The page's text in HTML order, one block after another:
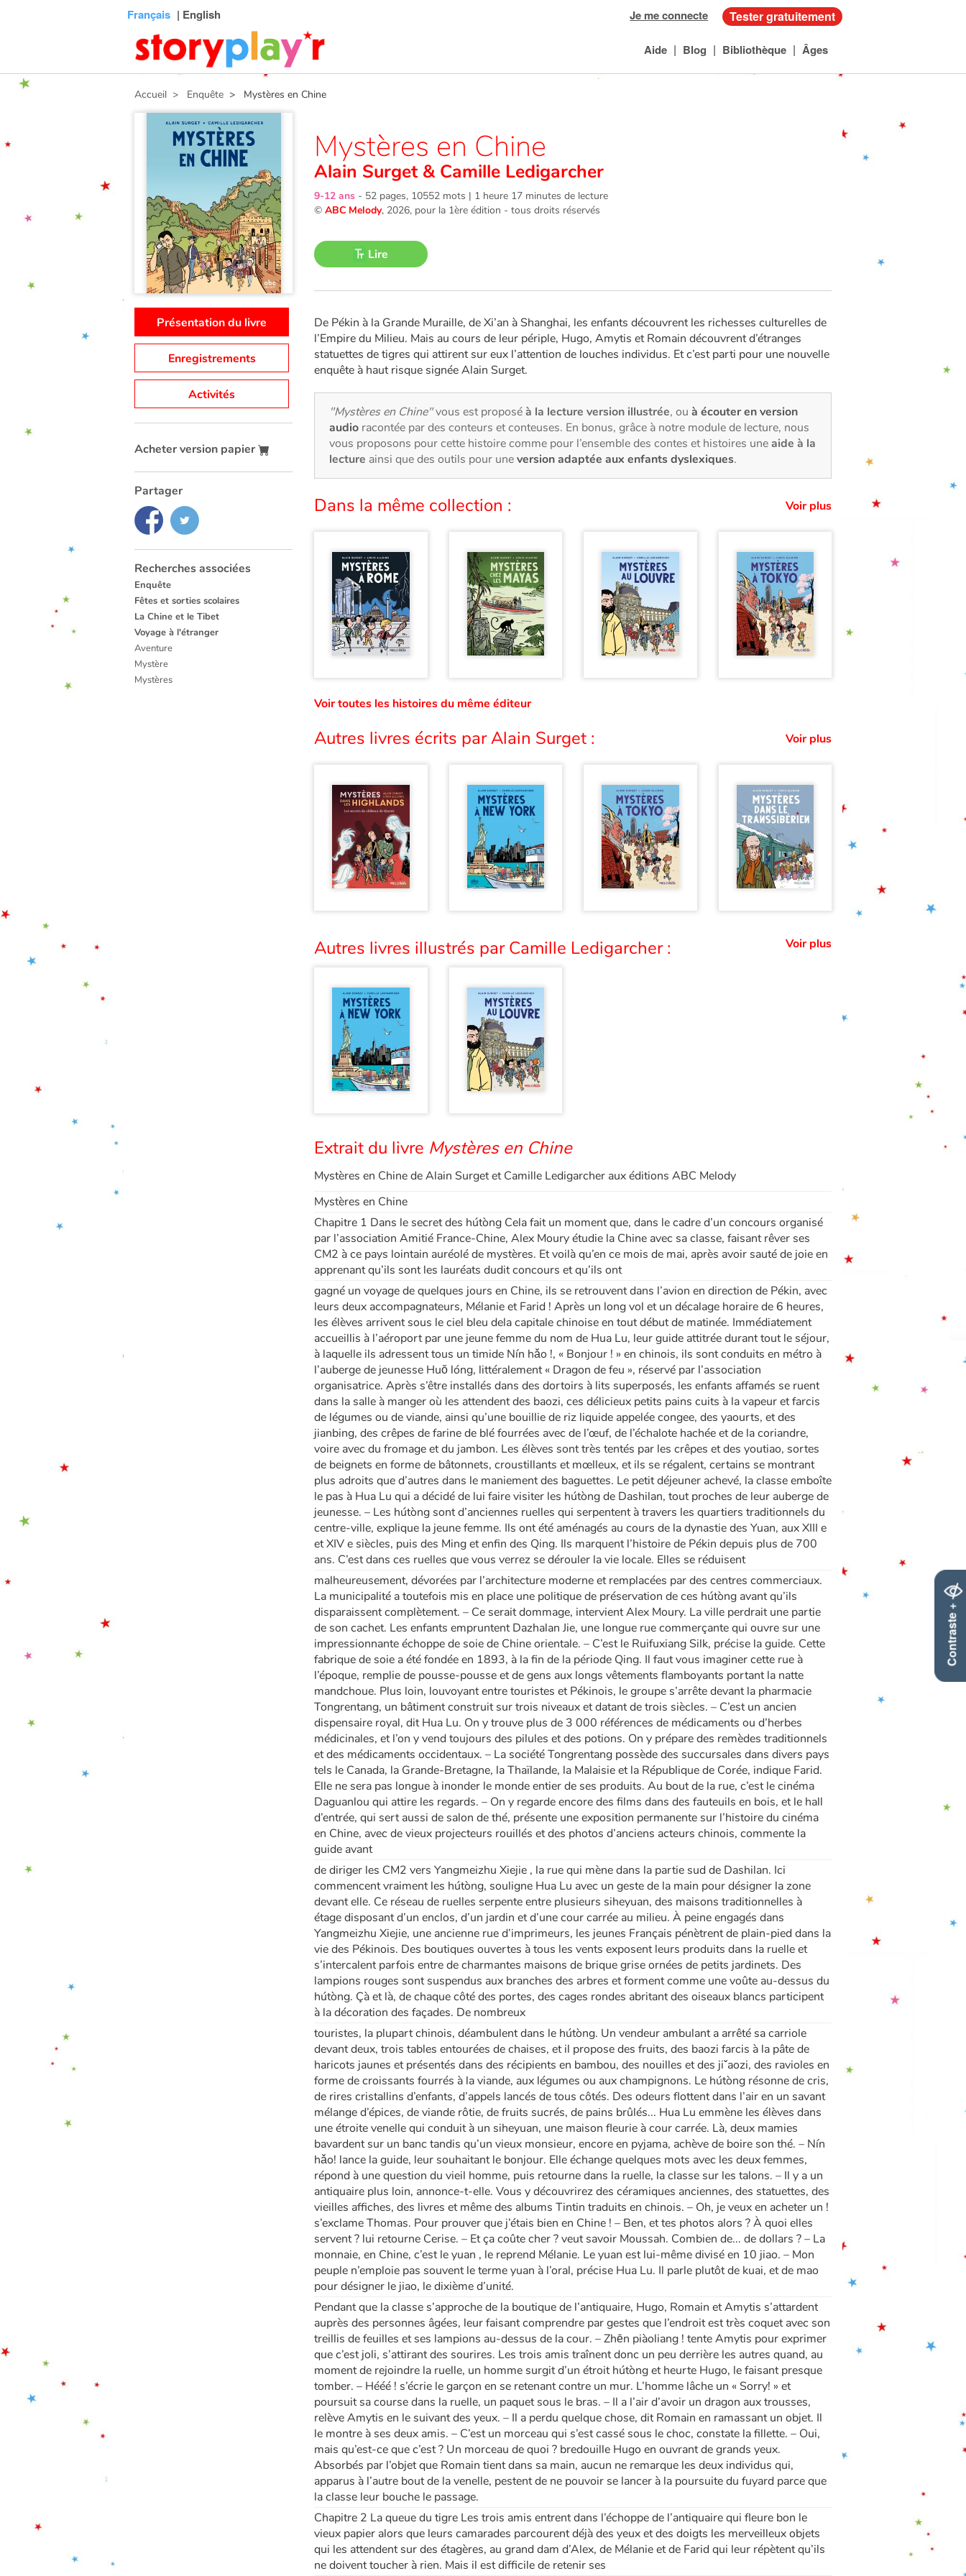
Contraste +
Français | English Je me connecte Tester gratuitement
Aide | Blog | Bibliothèque | Âges
Accueil > Enquête > Mystères en Chine
Mystères en Chine
Alain Surget & Camille Ledigarcher
9-12 ans - 52 pages, 10552 mots | 1 heure 17 minutes de lecture
© ABC Melody, 2026, pour la 1ère édition - tous droits réservés
Lire
Présentation du livre
Enregistrements
Activités
Acheter version papier
Partager
Recherches associées
Enquête
Fêtes et sorties scolaires
La Chine et le Tibet
Voyage à l'étranger
Aventure
Mystère
Mystères
De Pékin à la Grande Muraille, de Xi’an à Shanghai, les enfants découvrent les richesses culturelles de
l’Empire du Milieu. Mais au cours de leur périple, Hugo, Amytis et Romain découvrent d’étranges
statuettes de tigres qui attirent sur eux l’attention de louches individus. Et c’est parti pour une nouvelle
enquête à haut risque signée Alain Surget.
"Mystères en Chine"vous est proposéà la lecture version illustrée, ou à écouter en version
audio racontée par des conteurs et conteuses. En bonus, grâce à notre module de lecture, nous
vous proposons pour cette histoire comme pour l’ensemble des contes et histoires uneaide à la
lecture ainsi que des outils pour uneversion adaptée aux enfants dyslexiques.
Dans la même collection : Voir plus
Voir toutes les histoires du même éditeur
Autres livres écrits par Alain Surget : Voir plus
Autres livres illustrés par Camille Ledigarcher : Voir plus
Extrait du livre Mystères en Chine
Mystères en Chine de Alain Surget et Camille Ledigarcher aux éditions ABC Melody
Mystères en Chine
Chapitre 1 Dans le secret des hútòng Cela fait un moment que, dans le cadre d’un concours organisé
par l’association Amitié France-Chine, Alex Moury étudie la Chine avec sa classe, faisant rêver ses
CM2 à ce pays lointain auréolé de mystères. Et voilà qu’en ce mois de mai, après avoir sauté de joie en
apprenant qu’ils sont les lauréats dudit concours et qu’ils ont
gagné un voyage de quelques jours en Chine, ils se retrouvent dans l’avion en direction de Pékin, avec
leurs deux accompagnateurs, Mélanie et Farid ! Après un long vol et un décalage horaire de 6 heures,
les élèves arrivent sous le ciel bleu dela capitale chinoise en tout début de matinée. Immédiatement
accueillis à l’aéroport par une jeune femme du nom de Hua Lu, leur guide attitrée durant tout le séjour,
à laquelle ils adressent tous un timide Nín hǎo !, « Bonjour ! » en chinois, ils sont conduits en métro à
l’auberge de jeunesse Huŏ lóng, littéralement « Dragon de feu », réservé par l’association
organisatrice. Après s’être installés dans des dortoirs à lits superposés, les enfants affamés se ruent
dans la salle à manger où les attendent des baozi, ces délicieux petits pains cuits à la vapeur et farcis
de légumes ou de viande, ainsi qu’une bouillie de riz liquide appelée congee, des yaourts, et des
jianbing, des crêpes de farine de blé fourrées avec de l’œuf, de l’échalote hachée et de la coriandre,
voire avec du fromage et du jambon. Les élèves sont très tentés par les crêpes et des youtiao, sortes
de beignets en forme de bâtonnets, croustillants et mœlleux, et ils se régalent, certains se montrant
plus adroits que d’autres dans le maniement des baguettes. Le petit déjeuner achevé, la classe emboîte
le pas à Hua Lu qui a décidé de lui faire visiter les hútòng de Dashilan, tout proches de leur auberge de
jeunesse. – Les hútòng sont d’anciennes ruelles qui serpentent à travers les quartiers traditionnels du
centre-ville, explique la jeune femme. Ils ont été aménagés au cours de la dynastie des Yuan, aux XIII e
et XIV e siècles, puis des Ming et enfin des Qing. Ils marquent l’histoire de Pékin depuis plus de 700
ans. C’est dans ces ruelles que vous verrez se dérouler la vie locale. Elles se réduisent
malheureusement, dévorées par l’architecture moderne et remplacées par des centres commerciaux.
La municipalité a toutefois mis en place une politique de préservation de ces hútòng avant qu’ils
disparaissent complètement. – Ce serait dommage, intervient Alex Moury. La ville perdrait une partie
de son cachet. Les enfants empruntent Dazhalan Jie, une longue rue commerçante qui ouvre sur une
impressionnante échoppe de soie de Chine orientale. – C’est le Ruifuxiang Silk, précise la guide. Cette
fabrique de soie a été fondée en 1893, à la fin de la période Qing. Il faut vous imaginer cette rue à
l’époque, remplie de pousse-pousse et de gens aux longs vêtements flamboyants portant la natte
mandchoue. Plus loin, louvoyant entre touristes et Pékinois, le groupe s’arrête devant la pharmacie
Tongrentang, un bâtiment construit sur trois niveaux et datant de trois siècles. – C’est un ancien
dispensaire royal, dit Hua Lu. On y trouve plus de 3 000 références de médicaments ou d’herbes
médicinales, et l’on y vend toujours des pilules et des potions. On y prépare des remèdes traditionnels
et des médicaments occidentaux. – La société Tongrentang possède des succursales dans divers pays
tels le Canada, la Grande-Bretagne, la Thaïlande, la Malaisie et la République de Corée, indique Farid.
Elle ne sera pas longue à inonder le monde entier de ses produits. Au bout de la rue, c’est le cinéma
Daguanlou qui attire les regards. – On y regarde encore des films dans des fauteuils en bois, et le hall
d’entrée, qui sert aussi de salon de thé, présente une exposition permanente sur l’histoire du cinéma
en Chine, avec de vieux projecteurs rouillés et des photos d’anciens acteurs chinois, commente la
guide avant
de diriger les CM2 vers Yangmeizhu Xiejie , la rue qui mène dans la partie sud de Dashilan. Ici
commencent vraiment les hútòng, souligne Hua Lu avec un geste de la main pour désigner la zone
devant elle. Ce réseau de ruelles serpente entre plusieurs siheyuan, des maisons traditionnelles à
étage disposant d’un enclos, d’un jardin et d’une cour carrée au milieu. À peine engagés dans
Yangmeizhu Xiejie, une ancienne rue d’imprimeurs, les jeunes Français pénètrent de plain-pied dans la
vie des Pékinois. Des boutiques ouvertes à tous les vents exposent leurs produits dans la ruelle et
s’intercalent parfois entre de charmantes maisons de brique grise ornées de petits jardinets. Des
lampions rouges sont suspendus aux branches des arbres et forment comme une voûte au-dessus du
hútòng. Çà et là, de chaque côté des portes, des cages rondes abritant des oiseaux blancs participent
à la décoration des façades. De nombreux
touristes, la plupart chinois, déambulent dans le hútòng. Un vendeur ambulant a arrêté sa carriole
devant deux, trois tables entourées de chaises, et il propose des fruits, des baozi farcis à la pâte de
haricots jaunes et présentés dans des récipients en bambou, des nouilles et des jiˇaozi, des ravioles en
forme de croissants fourrés à la viande, aux légumes ou aux champignons. Le hútòng résonne de cris,
de rires cristallins d’enfants, d’appels lancés de tous côtés. Des odeurs flottent dans l’air en un savant
mélange d’épices, de viande rôtie, de fruits sucrés, de pains brûlés... Hua Lu emmène les élèves dans
une étroite venelle qui conduit à un siheyuan, une maison fleurie à cour carrée. Là, deux mamies
bavardent sur un banc tandis qu’un vieux monsieur, encore en pyjama, achève de boire son thé. – Nín
hǎo! lance la guide, leur souhaitant le bonjour. Elle échange quelques mots avec les deux femmes,
répond à une question du vieil homme, puis retourne dans la ruelle, la classe sur les talons. – Il y a un
antiquaire plus loin, annonce-t-elle. Vous y découvrirez des céramiques anciennes, des statuettes, des
vieilles affiches, des livres et même des albums Tintin traduits en chinois. – Oh, je veux en acheter un !
s’exclame Thomas. Pour prouver que j’étais bien en Chine ! – Ben, et tes photos alors ? À quoi elles
servent ? lui retourne Cerise. – Et ça coûte cher ? veut savoir Moussah. Combien de... de dollars ? – La
monnaie, en Chine, c’est le yuan , le reprend Mélanie. Le yuan est lui-même divisé en 10 jiao. – Mon
peuple n’emploie pas souvent le terme yuan à l’oral, précise Hua Lu. Il parle plutôt de kuai, et de mao
pour désigner le jiao, le dixième d’unité.
Pendant que la classe s’approche de la boutique de l’antiquaire, Hugo, Romain et Amytis s’attardent
auprès des personnes âgées, leur faisant comprendre par gestes que l’endroit est très coquet avec son
treillis de feuilles et ses lampions au-dessus de la cour. – Zhēn piàoliang ! tente Amytis pour exprimer
que c’est joli, s’attirant des sourires. Les trois amis traînent donc un peu derrière les autres quand, au
moment de rejoindre la ruelle, un homme surgit d’un étroit hútòng et heurte Hugo, le faisant presque
tomber. – Hééé ! s’écrie le garçon en se retenant contre un mur. L’homme lâche un « Sorry! » et
poursuit sa course dans la ruelle, un paquet sous le bras. – Il a l’air d’avoir un dragon aux trousses,
relève Amytis en le suivant des yeux. – Il a perdu quelque chose, dit Romain en ramassant un objet. Il
le montre à ses deux amis. – C’est un morceau qui s’est cassé sous le choc, constate la fillette. – Oui,
mais qu’est-ce que c’est ? Un morceau de quoi ? bredouille Hugo en ouvrant de grands yeux.
Absorbés par l’objet que Romain tient dans sa main, aucun ne remarque les deux individus qui,
apparus à l’autre bout de la venelle, pestent de ne pouvoir se lancer à la poursuite du fuyard parce que
la classe leur bouche le passage.
Chapitre 2 La queue du tigre Les trois amis entrent dans l’échoppe de l’antiquaire qui fleure bon le
vieux papier alors que leurs camarades parcourent déjà des yeux et des doigts les merveilleux objets
qui les attendent sur des étagères, au grand dam d’Alex, de Mélanie et de Farid qui leur répètent qu’ils
ne doivent toucher à rien. Mais il est difficile de retenir ses